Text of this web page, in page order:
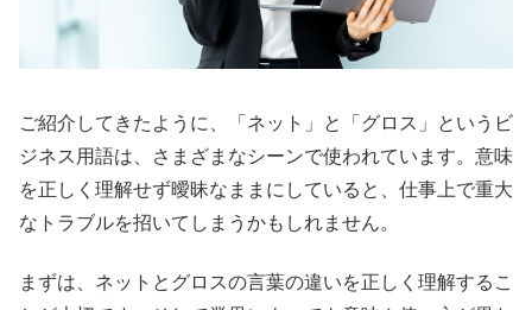
ご紹介してきたように、「ネット」と「グロス」というビ
ジネス用語は、さまざまなシーンで使われています。意味
を正しく理解せず曖昧なままにしていると、仕事上で重大
なトラブルを招いてしまうかもしれません。
まずは、ネットとグロスの言葉の違いを正しく理解するこ